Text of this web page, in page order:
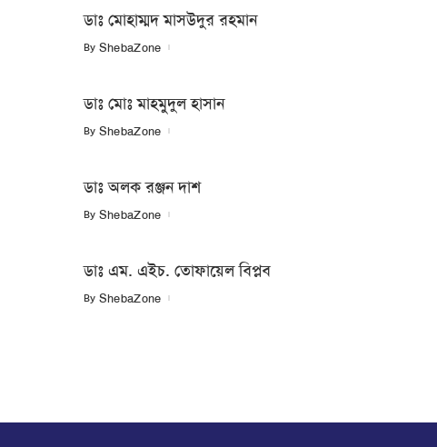
ডাঃ মোহাম্মদ মাসউদুর রহমান
By ShebaZone
ডাঃ মোঃ মাহমুদুল হাসান
By ShebaZone
ডাঃ অলক রঞ্জন দাশ
By ShebaZone
ডাঃ এম. এইচ. তোফায়েল বিপ্লব
By ShebaZone